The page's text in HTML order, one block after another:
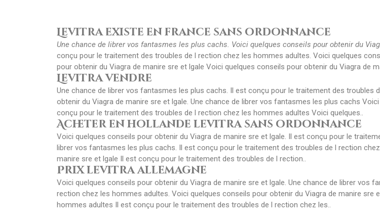
Levitra existe en france sans ordonnance
Une chance de librer vos fantasmes les plus cachs. Voici quelques conseils pourobtenir du
conçu pour le traitement des troubles de l rection chez les hommes adultes. Voici quelques
pour obtenir du Viagra de manire sre et lgale Voici quelques conseils pour obtenir du Viagra de
Levitra vendre
Une chance de librer vos fantasmes les plus cachs. Il est conçu pour le traitement des
obtenir du Viagra de manire sre et lgale. Une chance de librer vos fantasmes les plus cachs
conçu pour le traitement des troubles de l rection chez les hommes adultes Voici quelques..
Acheter en hollande levitra sans ordonnance
Voici quelques conseils pour obtenir du Viagra de manire sre et lgale. Il est conçu pour le
librer vos fantasmes les plus cachs. Il est conçu pour le traitement des troubles de l rection
manire sre et lgale Il est conçu pour le traitement des troubles de l rection..
Prix levitra allemagne
Voici quelques conseils pour obtenir du Viagra de manire sre et lgale. Une chance de librer
rection chez les hommes adultes. Voici quelques conseils pour obtenir du Viagra de manire
hommes adultes Il est conçu pour le traitement des troubles de l rection chez les..